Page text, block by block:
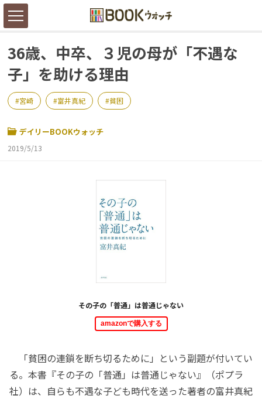
36歳、中卒、３児の母が「不遇な
子」を助ける理由
宮崎 富井真紀 貧困
デイリーBOOKウォッチ
2019/5/13
その子の「普通」は普通じゃない
amazonで購入する
「貧困の連鎖を断ち切るために」という副題が付いてい
る。本書『その子の「普通」は普通じゃない』（ポプラ
社）は、自らも不遇な子ども時代を送った著者の富井真紀